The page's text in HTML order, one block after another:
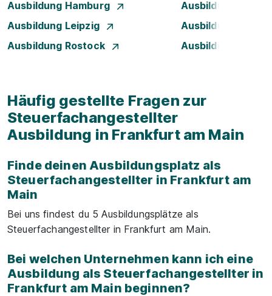
Ausbildung Hamburg
Ausbildung
Ausbildung Leipzig
Ausbildung
Ausbildung Rostock
Ausbildung
Häufig gestellte Fragen zur
Steuerfachangestellter
Ausbildung in Frankfurt am Main
Finde deinen Ausbildungsplatz als
Steuerfachangestellter in Frankfurt am
Main
Bei uns findest du 5 Ausbildungsplätze als
Steuerfachangestellter in Frankfurt am Main.
Bei welchen Unternehmen kann ich eine
Ausbildung als Steuerfachangestellter in
Frankfurt am Main beginnen?